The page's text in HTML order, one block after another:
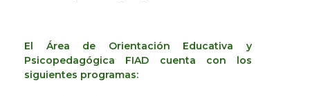
El Área de Orientación Educativa y
Psicopedagógica FIAD cuenta con los
siguientes programas: